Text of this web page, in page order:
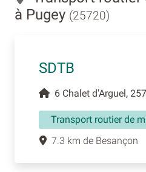
à Pugey (25720)
SDTB
6 Chalet d'Arguel,
Transport routier de
7.3 km de Besançon